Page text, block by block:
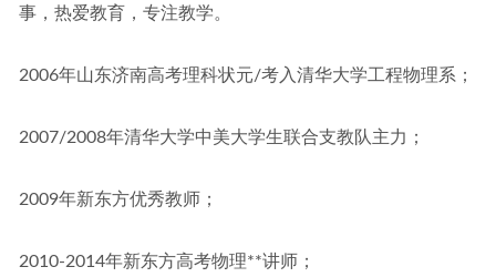
事，热爱教育，专注教学。
2006年山东济南高考理科状元/考入清华大学工程物理系；
2007/2008年清华大学中美大学生联合支教队主力；
2009年新东方优秀教师；
2010-2014年新东方高考物理**讲师；